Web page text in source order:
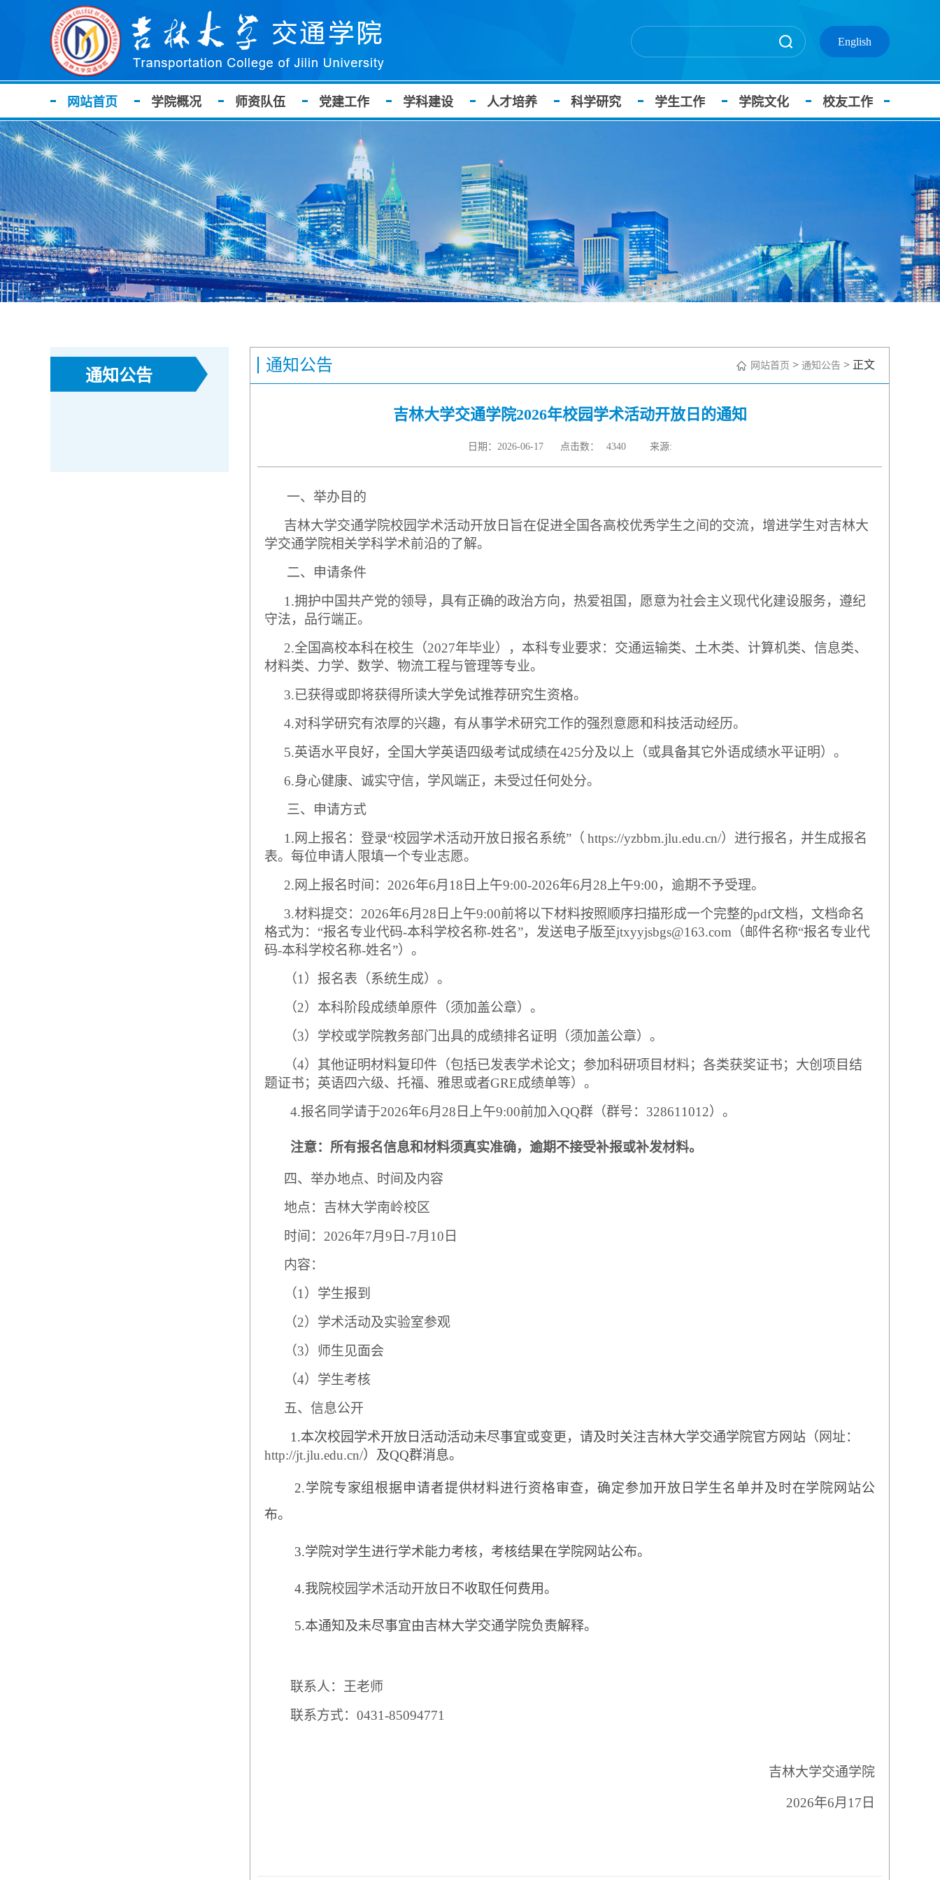
English
网站首页 学院概况 师资队伍 党建工作 学科建设 人才培养 科学研究 学生工作 学院文化 校友工作
通知公告
通知公告 网站首页 > 通知公告 > 正文
吉林大学交通学院2026年校园学术活动开放日的通知
日期：2026-06-17 点击数： 4340 来源:
一、举办目的
吉林大学交通学院校园学术活动开放日旨在促进全国各高校优秀学生之间的交流，增进学生对吉林大
学交通学院相关学科学术前沿的了解。
二、申请条件
1.拥护中国共产党的领导，具有正确的政治方向，热爱祖国，愿意为社会主义现代化建设服务，遵纪
守法，品行端正。
2.全国高校本科在校生（2027年毕业），本科专业要求：交通运输类、土木类、计算机类、信息类、
材料类、力学、数学、物流工程与管理等专业。
3.已获得或即将获得所读大学免试推荐研究生资格。
4.对科学研究有浓厚的兴趣，有从事学术研究工作的强烈意愿和科技活动经历。
5.英语水平良好，全国大学英语四级考试成绩在425分及以上（或具备其它外语成绩水平证明）。
6.身心健康、诚实守信，学风端正，未受过任何处分。
三、申请方式
1.网上报名：登录“校园学术活动开放日报名系统” （ https://yzbbm.jlu.edu.cn/）进行报名，并生成报名
表。每位申请人限填一个专业志愿。
2.网上报名时间： 2026年6月 18 日上午9:00-2026年6月 28 上午9:00，逾期不予受理。
3.材料提交： 2026年6月 28 日上午9:00前将以下材料按照顺序扫描形成一个完整的pdf文档，文档命名
格式为： “报名专业代码-本科学校名称-姓名”，发送电子版至jtxyyjsbgs@163.com （邮件名称“报名专业代
码-本科学校名称-姓名”）。
（1 ）报名表（系统生成）。
（2）本科阶段成绩单原件（须加盖公章）。
（3）学校或学院教务部门出具的成绩排名证明（须加盖公章）。
（4）其他证明材料复印件（包括已发表学术论文；参加科研项目材料；各类获奖证书；大创项目结
题证书；英语四六级、托福、雅思或者GRE成绩单等）。
4.报名同学请于2026年6月 28 日上午9:00前加入QQ群（群号： 328611012）。
注意：所有报名信息和材料须真实准确，逾期不接受补报或补发材料。
四、举办地点、时间及内容
地点：吉林大学南岭校区
时间： 2026年7月 9 日-7月 10 日
内容：
（1 ）学生报到
（2）学术活动及实验室参观
（3）师生见面会
（4）学生考核
五、信息公开
1.本次校园学术开放日活动活动未尽事宜或变更，请及时关注吉林大学交通学院官方网站（ 网址：
http://jt.jlu.edu.cn/）及QQ群消息。
2.学院专家组根据申请者提供材料进行资格审查，确定参加开放日学生名单并及时在学院网站公
布。
3.学院对学生进行学术能力考核，考核结果在学院网站公布。
4.我院校园学术活动开放日 不收取任何费用。
5.本通知及未尽事宜由吉林大学交通学院负责解释。
联系人：王老师
联系方式： 0431-85094771
吉林大学交通学院
2026年6月 17 日